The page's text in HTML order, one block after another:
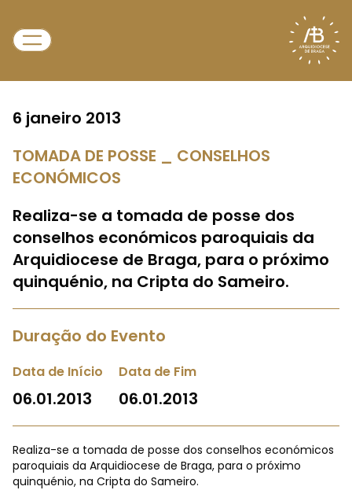
6 janeiro 2013
TOMADA DE POSSE _ CONSELHOS
ECONÓMICOS
Realiza-se a tomada de posse dos
conselhos económicos paroquiais da
Arquidiocese de Braga, para o próximo
quinquénio, na Cripta do Sameiro.
Duração do Evento
Data de Início
06.01.2013
Data de Fim
06.01.2013
Realiza-se a tomada de posse dos conselhos económicos
paroquiais da Arquidiocese de Braga, para o próximo
quinquénio, na Cripta do Sameiro.